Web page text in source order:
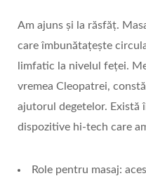
Am ajuns și la răsfăț.
care îmbunătațește
limfatic la nivelul feței.
vremea Cleopatrei,
ajutorul degetelor. Există
dispozitive hi-tech care
Role pentru masaj: